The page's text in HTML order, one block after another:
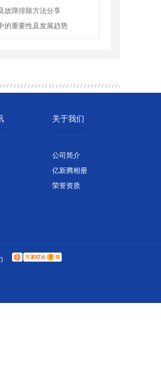
故障排除方法分享
的重要性及发展趋势
关于我们
公司简介
亿新腾相册
荣誉资质